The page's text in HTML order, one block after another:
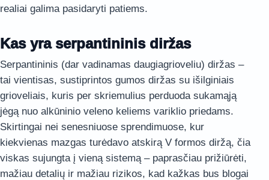
realiai galima pasidaryti patiems.
Kas yra serpantininis diržas
Serpantininis (dar vadinamas daugiagrioveliu) diržas –
tai vientisas, sustiprintos gumos diržas su išilginiais
grioveliais, kuris per skriemulius perduoda sukamąją
jėgą nuo alkūninio veleno keliems variklio priedams.
Skirtingai nei senesniuose sprendimuose, kur
kiekvienas mazgas turėdavo atskirą V formos diržą, čia
viskas sujungta į vieną sistemą – paprasčiau prižiūrėti,
mažiau detalių ir mažiau rizikos, kad kažkas bus blogai